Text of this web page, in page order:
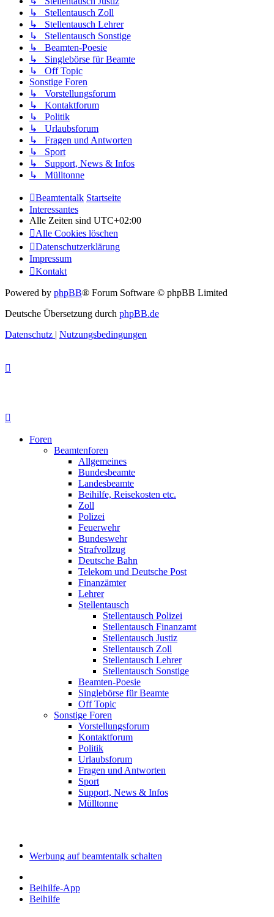
↳ Stellentausch Zoll
↳ Stellentausch Lehrer
↳ Stellentausch Sonstige
↳ Beamten-Poesie
↳ Singlebörse für Beamte
↳ Off Topic
Sonstige Foren
↳ Vorstellungsforum
↳ Kontaktforum
↳ Politik
↳ Urlaubsforum
↳ Fragen und Antworten
↳ Sport
↳ Support, News & Infos
↳ Mülltonne
Beamtentalk Startseite
Interessantes
Alle Zeiten sind UTC+02:00
Alle Cookies löschen
Datenschutzerklärung
Impressum
Kontakt
Powered by phpBB® Forum Software © phpBB Limited
Deutsche Übersetzung durch phpBB.de
Datenschutz | Nutzungsbedingungen
Foren
Beamtenforen
Allgemeines
Bundesbeamte
Landesbeamte
Beihilfe, Reisekosten etc.
Zoll
Polizei
Feuerwehr
Bundeswehr
Strafvollzug
Deutsche Bahn
Telekom und Deutsche Post
Finanzämter
Lehrer
Stellentausch
Stellentausch Polizei
Stellentausch Finanzamt
Stellentausch Justiz
Stellentausch Zoll
Stellentausch Lehrer
Stellentausch Sonstige
Beamten-Poesie
Singlebörse für Beamte
Off Topic
Sonstige Foren
Vorstellungsforum
Kontaktforum
Politik
Urlaubsforum
Fragen und Antworten
Sport
Support, News & Infos
Mülltonne
Werbung auf beamtentalk schalten
Beihilfe-App
Beihilfe